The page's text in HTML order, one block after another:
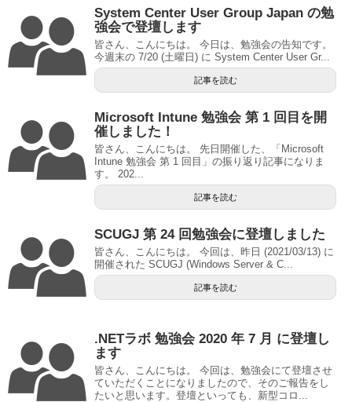
System Center User Group Japan の勉
強会で登壇します
皆さん、こんにちは。 今日は、勉強会の告知です。
今週末の 7/20 (土曜日) に System Center User Gr...
記事を読む
Microsoft Intune 勉強会 第 1 回目を開
催しました！
皆さん、こんにちは。 先日開催した、「Microsoft
Intune 勉強会 第 1 回目」の振り返り記事になりま
す。 202...
記事を読む
SCUGJ 第 24 回勉強会に登壇しました
皆さん、こんにちは。 今回は、昨日 (2021/03/13) に
開催された SCUGJ (Windows Server & C...
記事を読む
.NETラボ 勉強会 2020 年 7 月 に登壇し
ます
皆さん、こんにちは。 今回は、勉強会にて登壇させ
ていただくことになりましたので、そのご報告をし
たいと思います。登壇といっても、新型コロ...